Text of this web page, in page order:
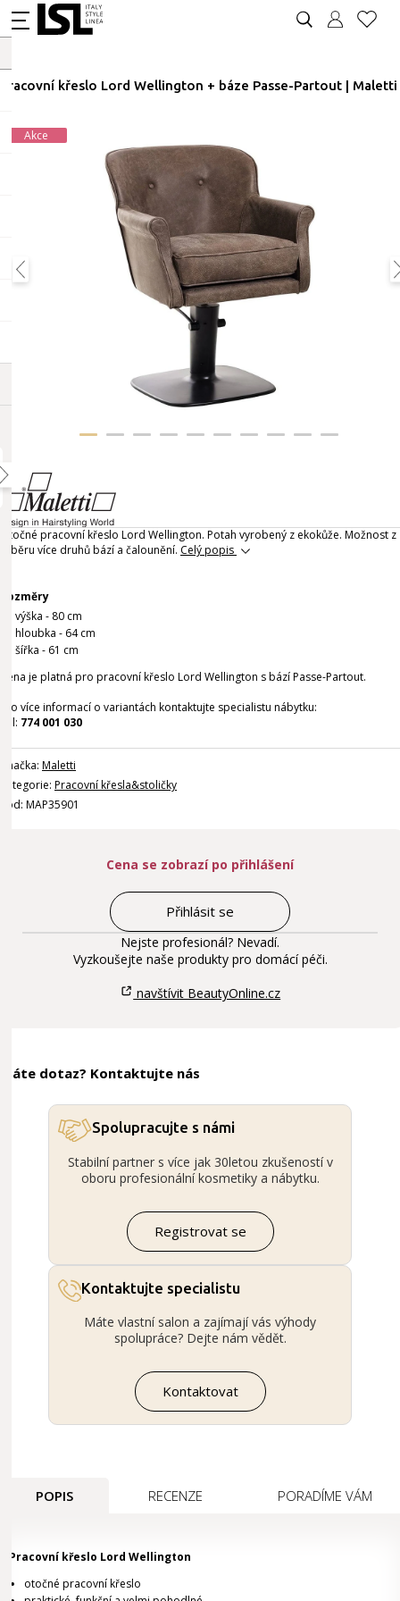
Pracovní křeslo Lord Wellington + báze Passe-Partout | Maletti
Akce
Otočné pracovní křeslo Lord Wellington. Potah vyrobený z ekokůže. Možnost z
výběru více druhů bází a čalounění. Celý popis
Rozměry
výška - 80 cm
hloubka - 64 cm
šířka - 61 cm
Cena je platná pro pracovní křeslo Lord Wellington s bází Passe-Partout.
Pro více informací o variantách kontaktujte specialistu nábytku:
Tel: 774 001 030
Značka: Maletti
Kategorie: Pracovní křesla&stoličky
Kód: MAP35901
Cena se zobrazí po přihlášení
Přihlásit se
Nejste profesionál? Nevadí.
Vyzkoušejte naše produkty pro domácí péči.
navštívit BeautyOnline.cz
Máte dotaz? Kontaktujte nás
Spolupracujte s námi
Stabilní partner s více jak 30letou zkušeností v
oboru profesionální kosmetiky a nábytku.
Registrovat se
Kontaktujte specialistu
Máte vlastní salon a zajímají vás výhody
spolupráce? Dejte nám vědět.
Kontaktovat
POPIS RECENZE PORADÍME VÁM
Pracovní křeslo Lord Wellington
otočné pracovní křeslo